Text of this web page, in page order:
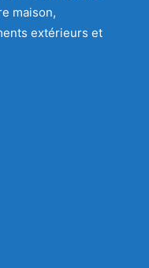
maison,
extérieurs et